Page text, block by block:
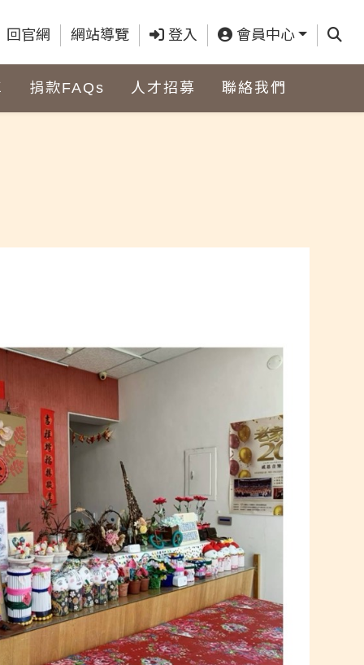
回官網 網站導覽 登入 會員中心 查詢
捐款FAQs 人才招募 聯絡我們